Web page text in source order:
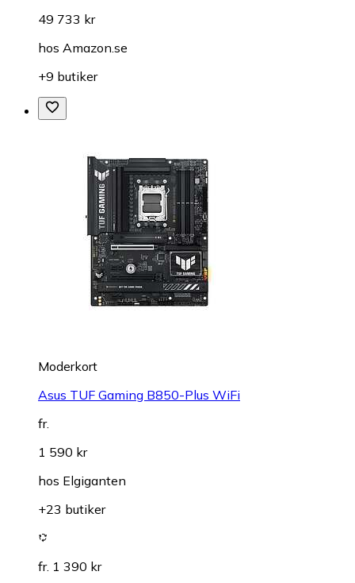
49 733 kr
hos Amazon.se
+9 butiker
Moderkort
Asus TUF Gaming B850-Plus WiFi
fr.
1 590 kr
hos Elgiganten
+23 butiker
fr. 1 390 kr